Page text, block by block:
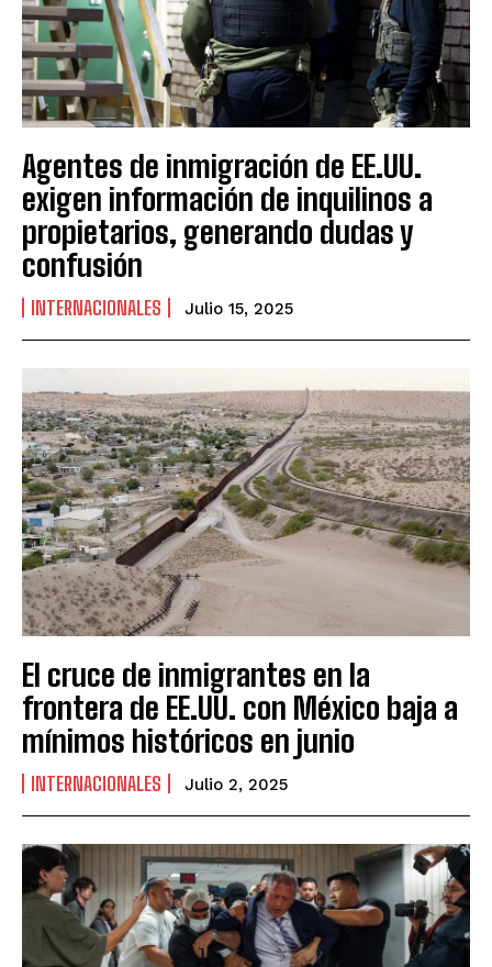
Agentes de inmigración de EE.UU.
exigen información de inquilinos a
propietarios, generando dudas y
confusión
INTERNACIONALES Julio 15, 2025
El cruce de inmigrantes en la
frontera de EE.UU. con México baja a
mínimos históricos en junio
INTERNACIONALES Julio 2, 2025